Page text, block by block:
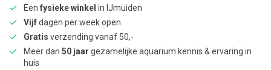
Een fysieke winkel in IJmuiden
Vijfdagen per week open.
Gratis verzending vanaf 50,-
Meer dan 50 jaar gezamelijke aquarium kennis & ervaring in
huis